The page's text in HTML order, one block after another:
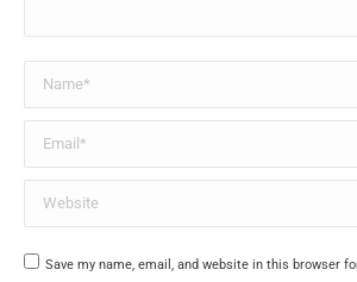
Email *
Website
Save my name, email, and website in this browser